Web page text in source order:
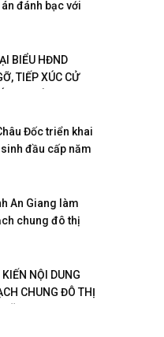
đánh bạc với
hơn 4,9 tỷ đồng
BIỂU HĐND
TIẾP XÚC CỬ
THUỘC ĐƠN VỊ
Đốc triển khai
đầu cấp năm
An Giang làm
chung đô thị
Tế giai đoạn
NỘI DUNG
CHUNG ĐÔ THỊ
2050